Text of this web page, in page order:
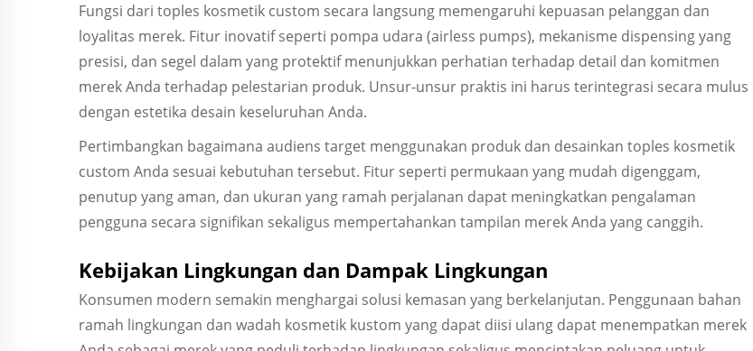
Fungsi dari toples kosmetik custom secara langsung memengaruhi kepuasan pelanggan dan
loyalitas merek. Fitur inovatif seperti pompa udara (airless pumps), mekanisme dispensing yang
presisi, dan segel dalam yang protektif menunjukkan perhatian terhadap detail dan komitmen
merek Anda terhadap pelestarian produk. Unsur-unsur praktis ini harus terintegrasi secara mulus
dengan estetika desain keseluruhan Anda.
Pertimbangkan bagaimana audiens target menggunakan produk dan desainkan toples kosmetik
custom Anda sesuai kebutuhan tersebut. Fitur seperti permukaan yang mudah digenggam,
penutup yang aman, dan ukuran yang ramah perjalanan dapat meningkatkan pengalaman
pengguna secara signifikan sekaligus mempertahankan tampilan merek Anda yang canggih.
Kebijakan Lingkungan dan Dampak Lingkungan
Konsumen modern semakin menghargai solusi kemasan yang berkelanjutan. Penggunaan bahan
ramah lingkungan dan wadah kosmetik kustom yang dapat diisi ulang dapat menempatkan merek